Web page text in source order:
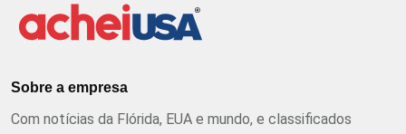
Sobre a empresa
Com notícias da Flórida, EUA e mundo, e classificados